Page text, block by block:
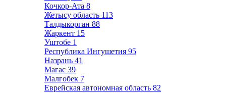
Кочкор-Ата 8
Жетысу область 113
Талдыкорган 88
Жаркент 15
Уштобе 1
Республика Ингушетия 95
Назрань 41
Магас 39
Малгобек 7
Еврейская автономная область 82